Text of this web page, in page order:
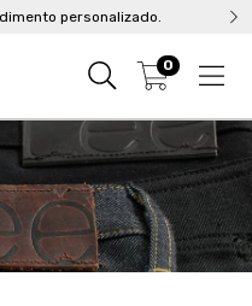
personalizado.
0